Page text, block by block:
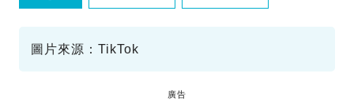
圖片來源：TikTok
廣告